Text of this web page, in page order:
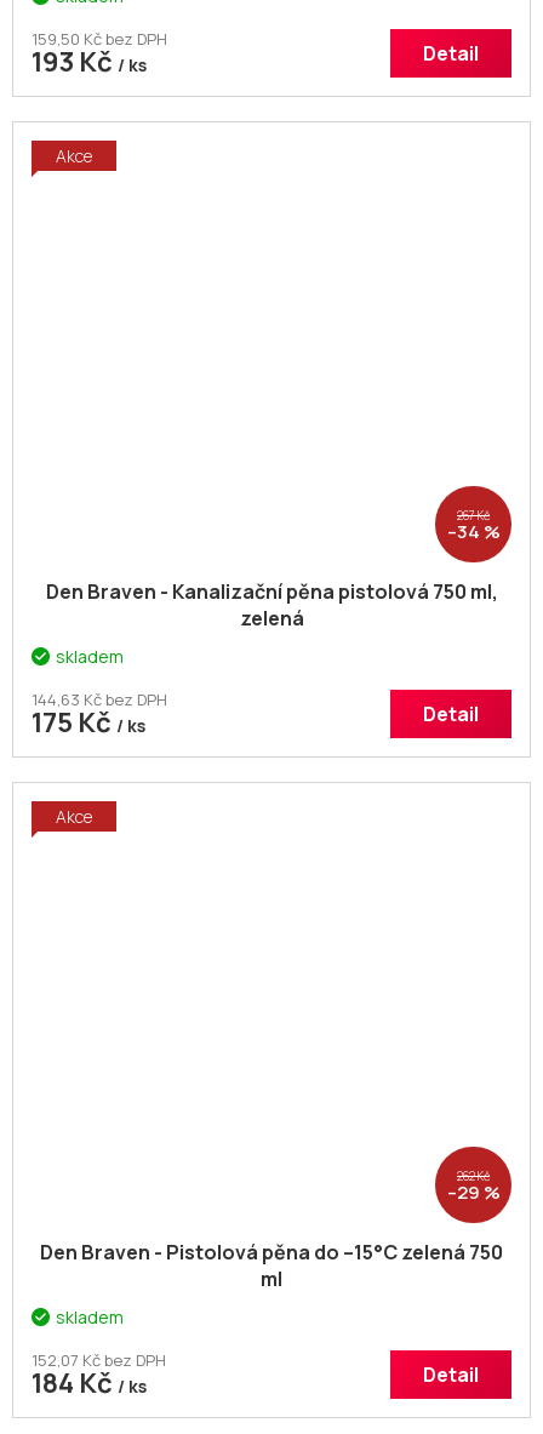
159,50 Kč bez DPH
193 Kč / ks Detail
Akce
267 Kč
–34 %
Den Braven - Kanalizační pěna pistolová 750 ml,
zelená
skladem
144,63 Kč bez DPH
175 Kč / ks Detail
Akce
262 Kč
–29 %
Den Braven - Pistolová pěna do –15°C zelená 750
ml
skladem
152,07 Kč bez DPH
184 Kč / ks Detail